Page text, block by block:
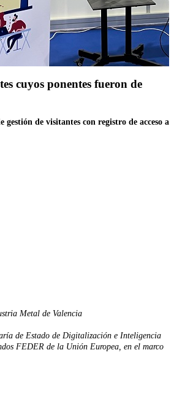
cuyos ponentes fueron de
de visitantes con registro de acceso a
Metal de Valencia
de Estado de Digitalización e Inteligencia
FEDER de la Unión Europea, en el marco